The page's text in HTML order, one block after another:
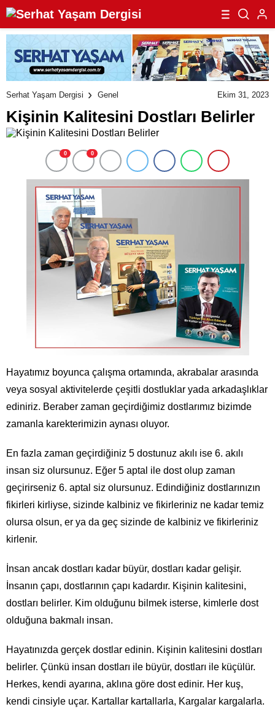
Serhat Yaşam Dergisi Genel Ekim 31, 2023
Kişinin Kalitesini Dostları Belirler
0 0
Hayatımız boyunca çalışma ortamında, akrabalar arasında
veya sosyal aktivitelerde çeşitli dostluklar yada arkadaşlıklar
ediniriz. Beraber zaman geçirdiğimiz dostlarımız bizimde
zamanla karekterimizin aynası oluyor.
En fazla zaman geçirdiğiniz 5 dostunuz akılı ise 6. akılı
insan siz olursunuz. Eğer 5 aptal ile dost olup zaman
geçirirseniz 6. aptal siz olursunuz. Edindiğiniz dostlarınızın
fikirleri kirliyse, sizinde kalbiniz ve fikirleriniz ne kadar temiz
olursa olsun, er ya da geç sizinde de kalbiniz ve fikirleriniz
kirlenir.
İnsan ancak dostları kadar büyür, dostları kadar gelişir.
İnsanın çapı, dostlarının çapı kadardır. Kişinin kalitesini,
dostları belirler. Kim olduğunu bilmek isterse, kimlerle dost
olduğuna bakmalı insan.
Hayatınızda gerçek dostlar edinin. Kişinin kalitesini dostları
belirler. Çünkü insan dostları ile büyür, dostları ile küçülür.
Herkes, kendi ayarına, aklına göre dost edinir. Her kuş,
kendi cinsiyle uçar. Kartallar kartallarla, Kargalar kargalarla.